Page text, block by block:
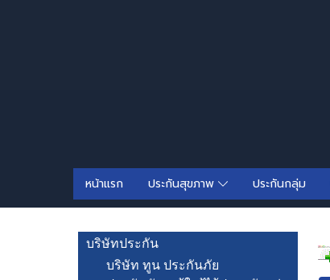
หน้าแรก ประกันสุขภาพ ประกันกลุ่ม
บริษัทประกัน
บริษัท ทูน ประกันภัย